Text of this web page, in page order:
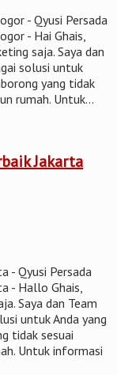
- Qyusi Persada
- Hai Ghais,
saja. Saya dan
solusi untuk
yang tidak
rumah. Untuk...
Jakarta
- Qyusi Persada
- Hallo Ghais,
Saya dan Team
untuk Anda yang
tidak sesuai
Untuk informasi